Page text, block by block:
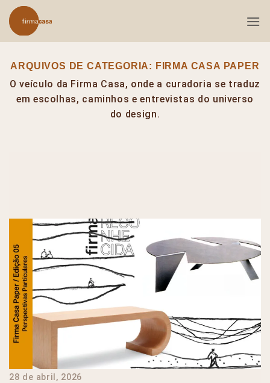
Skip
to
content
ARQUIVOS DE CATEGORIA: FIRMA CASA PAPER
O veículo da Firma Casa, onde a curadoria se traduz
em escolhas, caminhos e entrevistas do universo
do design.
28 de abril, 2026